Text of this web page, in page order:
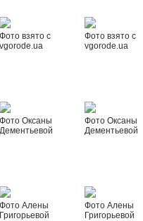
Фото взято с
vgorode.ua
Фото взято с
vgorode.ua
Фото Оксаны
Дементьевой
Фото Оксаны
Дементьевой
Фото Алены
Григорьевой
Фото Алены
Григорьевой